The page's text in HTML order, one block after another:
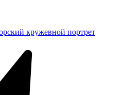
кружевной портрет